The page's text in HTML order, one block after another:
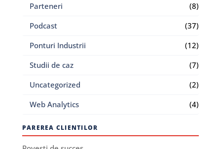
Parteneri
(8)
Podcast
(37)
Ponturi Industrii
(12)
Studii de caz
(7)
Uncategorized
(2)
Web Analytics
(4)
PAREREA CLIENTILOR